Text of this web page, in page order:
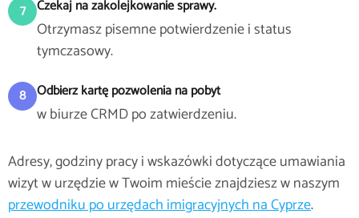
7 Czekaj na zakolejkowanie sprawy.
Otrzymasz pisemne potwierdzenie i status
tymczasowy.
8 Odbierz kartę pozwolenia na pobyt
w biurze CRMD po zatwierdzeniu.
Adresy, godziny pracy i wskazówki dotyczące umawiania
wizyt w urzędzie w Twoim mieście znajdziesz w naszym
przewodniku po urzędach imigracyjnych na Cyprze.